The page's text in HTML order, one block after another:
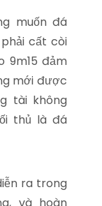
muốn đá
cất còi
9m15 đảm
mới được
tài không
thủ là đá
ra trong
và hoàn